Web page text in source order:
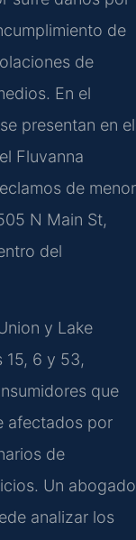
de
de
En el
presentan en el
Fluvanna
de menor
N Main St,
del
y Lake
15, 6 y 53,
que
afectados por
de
Un abogado
analizar los